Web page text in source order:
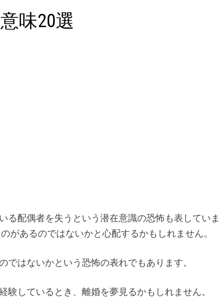
味20選
る配偶者を失うという潜在意識の恐怖も表してい
があるのではないかと心配するかもしれません。
はないかという恐怖の表れでもあります。
しているとき、離婚を夢見るかもしれません。